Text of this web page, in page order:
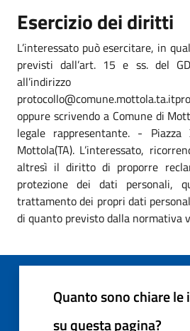
Esercizio dei diritti
L’interessato può esercitare, in
previsti dall’art. 15 e ss. del
all’indirizzo
oppure scrivendo a Comune di
legale rappresentante. -
Mottola(TA). L’interessato,
altresì il diritto di proporre
protezione dei dati personali,
trattamento dei propri dati
di quanto previsto dalla normativa
Quanto sono chiare
su questa pagina?